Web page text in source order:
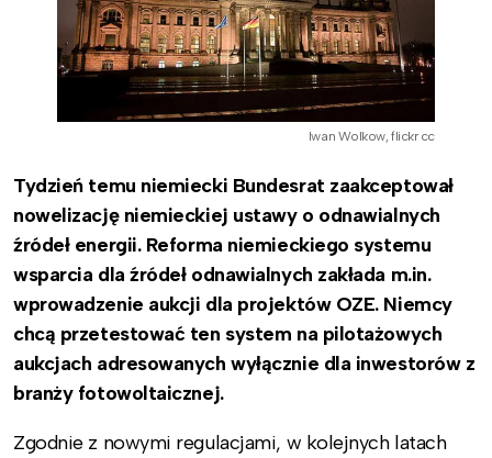
Iwan Wolkow, flickr cc
Tydzień temu niemiecki Bundesrat zaakceptował
nowelizację niemieckiej ustawy o odnawialnych
źródeł energii. Reforma niemieckiego systemu
wsparcia dla źródeł odnawialnych zakłada m.in.
wprowadzenie aukcji dla projektów OZE. Niemcy
chcą przetestować ten system na pilotażowych
aukcjach adresowanych wyłącznie dla inwestorów z
branży fotowoltaicznej.
Zgodnie z nowymi regulacjami, w kolejnych latach